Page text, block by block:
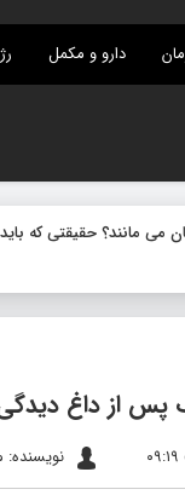
دارو و مکمل
مانند؟ حقیقتی که باید
پس از داغ‌
نویسنده: